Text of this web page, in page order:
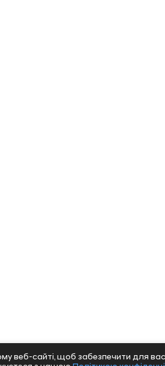
веб-сайті, щоб забезпечити для